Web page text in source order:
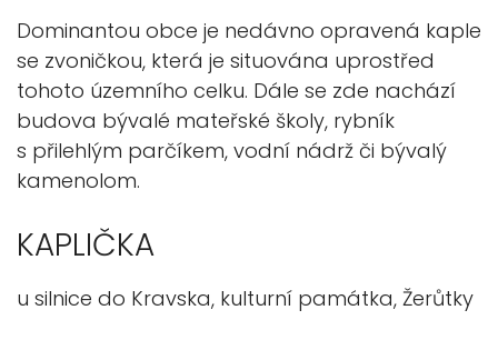
Dominantou obce je nedávno opravená kaple
se zvoničkou, která je situována uprostřed
tohoto územního celku. Dále se zde nachází
budova bývalé mateřské školy, rybník
s přilehlým parčíkem, vodní nádrž či bývalý
kamenolom.
KAPLIČKA
u silnice do Kravska, kulturní památka, Žerůtky